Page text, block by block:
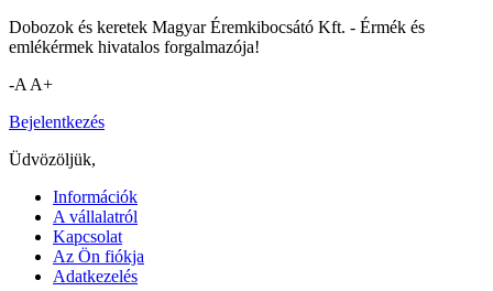
Dobozok és keretek Magyar Éremkibocsátó Kft. - Érmék és
emlékérmek hivatalos forgalmazója!
-A A+
Bejelentkezés
Üdvözöljük,
Információk
A vállalatról
Kapcsolat
Az Ön fiókja
Adatkezelés